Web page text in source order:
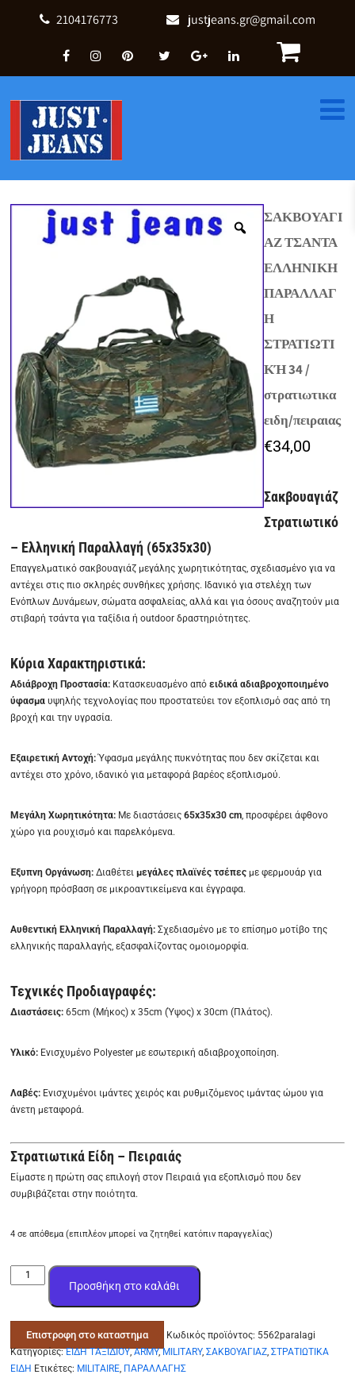
2104176773 justjeans.gr@gmail.com
ΣΑΚΒΟΥΑΓΙ
ΑΖ ΤΣΑΝΤΑ
ΕΛΛΗΝΙΚΗ
ΠΑΡΑΛΛΑΓ
Η
ΣΤΡΑΤΙΩΤΙ
ΚΉ 34 /
στρατιωτικα
ειδη/πειραιας
€34,00
Σακβουαγιάζ
Στρατιωτικό
– Ελληνική Παραλλαγή (65x35x30)
Επαγγελματικό σακβουαγιάζ μεγάλης χωρητικότητας, σχεδιασμένο για να
αντέχει στις πιο σκληρές συνθήκες χρήσης. Ιδανικό για στελέχη των
Ενόπλων Δυνάμεων, σώματα ασφαλείας, αλλά και για όσους αναζητούν μια
στιβαρή τσάντα για ταξίδια ή outdoor δραστηριότητες.
Κύρια Χαρακτηριστικά:
Αδιάβροχη Προστασία: Κατασκευασμένο απόειδικά αδιαβροχοποιημένο
ύφασμα υψηλής τεχνολογίας που προστατεύει τον εξοπλισμό σας από τη
βροχή και την υγρασία.
Εξαιρετική Αντοχή:Ύφασμα μεγάλης πυκνότητας που δεν σκίζεται και
αντέχει στο χρόνο, ιδανικό για μεταφορά βαρέος εξοπλισμού.
Μεγάλη Χωρητικότητα: Με διαστάσεις65x35x30 cm, προσφέρει άφθονο
χώρο για ρουχισμό και παρελκόμενα.
Έξυπνη Οργάνωση: Διαθέτειμεγάλες πλαϊνές τσέπες με φερμουάρ για
γρήγορη πρόσβαση σε μικροαντικείμενα και έγγραφα.
Αυθεντική Ελληνική Παραλλαγή: Σχεδιασμένο με το επίσημο μοτίβο της
ελληνικής παραλλαγής, εξασφαλίζοντας ομοιομορφία.
Τεχνικές Προδιαγραφές:
Διαστάσεις: 65cm (Μήκος) x 35cm (Ύψος) x 30cm (Πλάτος).
Υλικό: Ενισχυμένο Polyester με εσωτερική αδιαβροχοποίηση.
Λαβές: Ενισχυμένοι ιμάντες χειρός και ρυθμιζόμενος ιμάντας ώμου για
άνετη μεταφορά.
Στρατιωτικά Είδη – Πειραιάς
Είμαστε η πρώτη σας επιλογή στον Πειραιά για εξοπλισμό που δεν
συμβιβάζεται στην ποιότητα.
4 σε απόθεμα (επιπλέον μπορεί να ζητηθεί κατόπιν παραγγελίας)
ΣΑΚΒΟΥΑΓΙΑΖ
ΕΛΛΗΝΙΚΗ
ΠΑΡΑΛΛΑΓΗ
ΣΤΡΑΤΙΩΤΙΚΉ
34
/
Προσθήκη στο καλάθι
Επιστροφη στο καταστημα Κωδικός προϊόντος: 5562paralagi
Κατηγορίες:ΕΙΔΗ ΤΑΞΙΔΙΟΥ,ARMY,MILITARY,ΣΑΚΒΟΥΑΓΙΑΖ,ΣΤΡΑΤΙΩΤΙΚΑ
ΕΙΔΗ Ετικέτες: MILITAIRE, ΠΑΡΑΛΛΑΓΗΣ